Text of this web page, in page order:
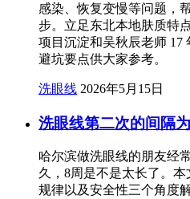
感染、恢复变慢等问题，
步。立足东北本地肤质特
项目沉淀和吴秋辰老师 17
避坑要点供大家参考。
洗眼线 2026年5月15日
洗眼线第二次的间隔
哈尔滨做洗眼线的朋友经
久，8周是不是太长了。
规律以及安全性三个角度